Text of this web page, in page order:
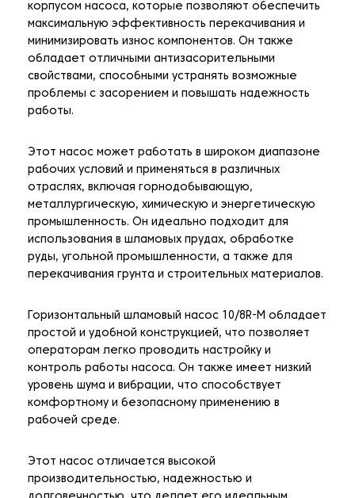
корпусом насоса, которые позволяют обеспечить
максимальную эффективность перекачивания и
минимизировать износ компонентов. Он также
обладает отличными антизасорительными
свойствами, способными устранять возможные
проблемы с засорением и повышать надежность
работы.
Этот насос может работать в широком диапазоне
рабочих условий и применяться в различных
отраслях, включая горнодобывающую,
металлургическую, химическую и энергетическую
промышленность. Он идеально подходит для
использования в шламовых прудах, обработке
руды, угольной промышленности, а также для
перекачивания грунта и строительных материалов.
Горизонтальный шламовый насос 10/8R-M обладает
простой и удобной конструкцией, что позволяет
операторам легко проводить настройку и
контроль работы насоса. Он также имеет низкий
уровень шума и вибрации, что способствует
комфортному и безопасному применению в
рабочей среде.
Этот насос отличается высокой
производительностью, надежностью и